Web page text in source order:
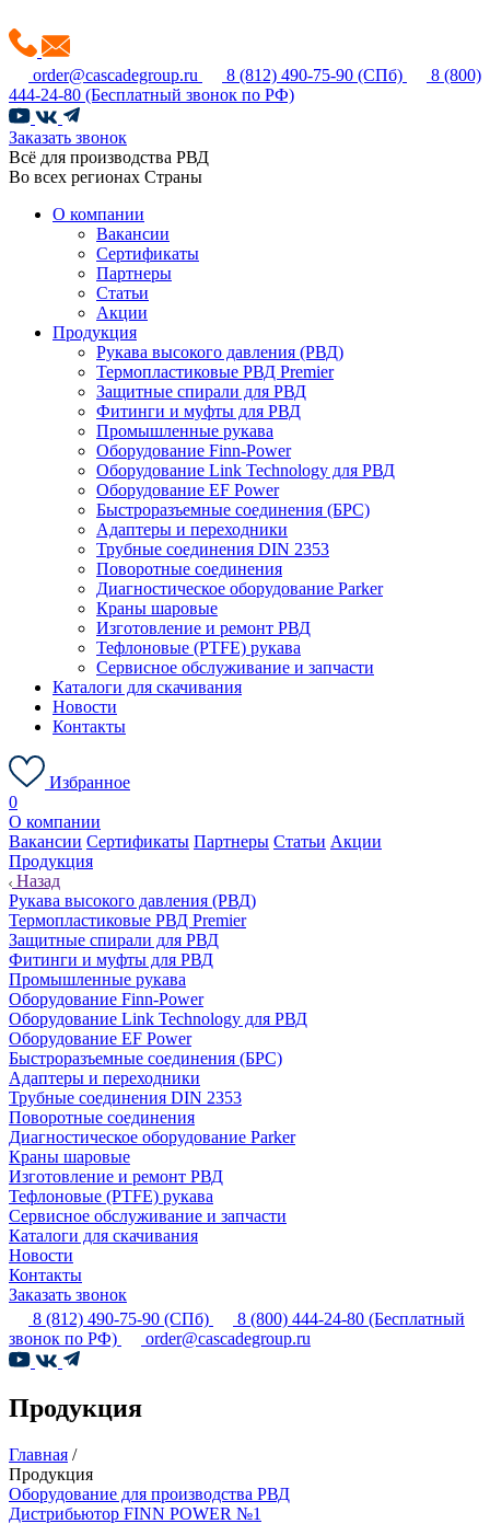
order@cascadegroup.ru 8 (812) 490-75-90 (СПб)
8 (800)
444-24-80 (Бесплатный звонок по РФ)
Заказать звонок
Всё для производства РВД
Во всех регионах Страны
О компании
Вакансии
Сертификаты
Партнеры
Статьи
Акции
Продукция
Рукава высокого давления (РВД)
Термопластиковые РВД Premier
Защитные спирали для РВД
Фитинги и муфты для РВД
Промышленные рукава
Оборудование Finn-Power
Оборудование Link Technology для РВД
Оборудование EF Power
Быстроразъемные соединения (БРС)
Адаптеры и переходники
Трубные соединения DIN 2353
Поворотные соединения
Диагностическое оборудование Parker
Краны шаровые
Изготовление и ремонт РВД
Тефлоновые (PTFE) рукава
Сервисное обслуживание и запчасти
Каталоги для скачивания
Новости
Контакты
Избранное
0
О компании
Вакансии Сертификаты Партнеры Статьи Акции
Продукция
Назад
Рукава высокого давления (РВД)
Термопластиковые РВД Premier
Защитные спирали для РВД
Фитинги и муфты для РВД
Промышленные рукава
Оборудование Finn-Power
Оборудование Link Technology для РВД
Оборудование EF Power
Быстроразъемные соединения (БРС)
Адаптеры и переходники
Трубные соединения DIN 2353
Поворотные соединения
Диагностическое оборудование Parker
Краны шаровые
Изготовление и ремонт РВД
Тефлоновые (PTFE) рукава
Сервисное обслуживание и запчасти
Каталоги для скачивания
Новости
Контакты
Заказать звонок
8 (812) 490-75-90 (СПб) 8 (800) 444-24-80 (Бесплатный
звонок по РФ)
order@cascadegroup.ru
Продукция
Главная /
Продукция
Оборудование для производства РВД
Дистрибьютор FINN POWER №1